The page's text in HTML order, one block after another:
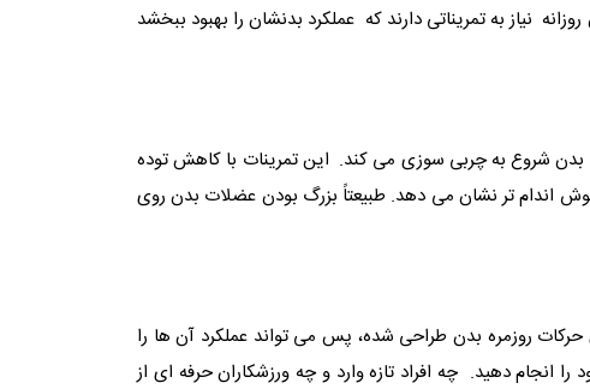
نیاز به تمریناتی دارند که عملکرد بدنشان را بهبود ببخشد
شروع به چربی سوزی می کند. این تمرینات با کاهش توده
تر نشان می دهد. طبیعتاً بزرگ بودن عضلات بدن روی
روزمره بدن طراحی شده، پس می تواند عملکرد آن ها را
انجام دهید. چه افراد تازه وارد و چه ورزشکاران حرفه ای از